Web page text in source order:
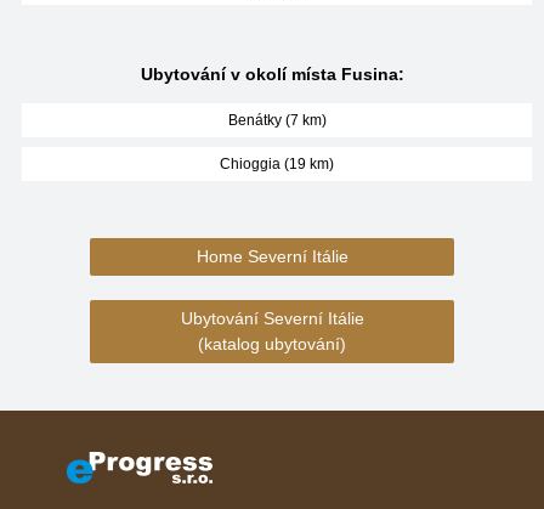
Ubytování v okolí místa Fusina:
Benátky (7 km)
Chioggia (19 km)
Home Severní Itálie
Ubytování Severní Itálie
(katalog ubytování)